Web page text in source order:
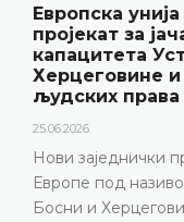
Европска
пројекат за
капацитета
Херцеговине
људских
25.06.2026.
Нови заједнички
Европе под
Босни и